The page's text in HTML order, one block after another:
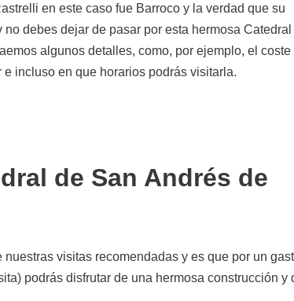
en este caso fue Barroco y la verdad que su
debes dejar de pasar por esta hermosa Catedral
algunos detalles, como, por ejemplo, el coste
incluso en que horarios podrás visitarla.
de San Andrés de
nuestras visitas recomendadas y es que por un
podrás disfrutar de una hermosa construcción y